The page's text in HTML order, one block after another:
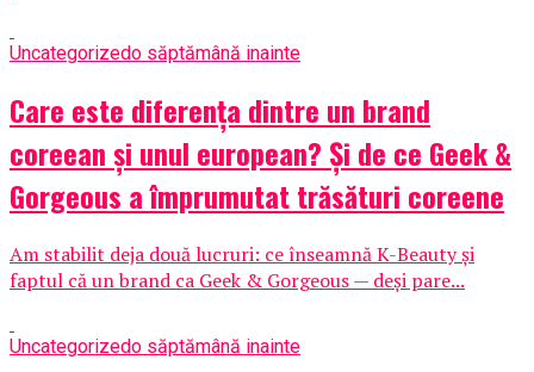
Uncategorizedo săptămână inainte
Care este diferența dintre un brand
coreean și unul european? Și de ce Geek &
Gorgeous a împrumutat trăsături coreene
Am stabilit deja două lucruri: ce înseamnă K-Beauty și
faptul că un brand ca Geek & Gorgeous — deși pare...
Uncategorizedo săptămână inainte